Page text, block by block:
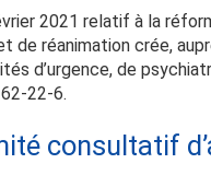
2021 relatif à la
de réanimation crée,
d’urgence, de
22-6.
consultatif